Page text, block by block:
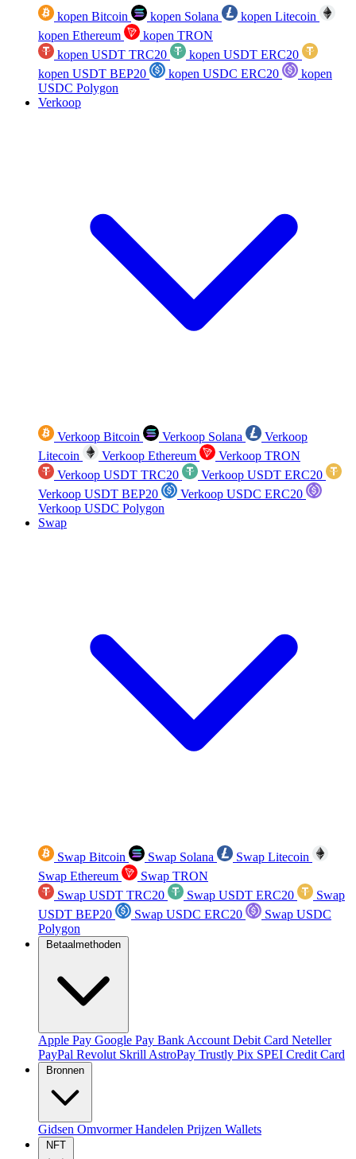
kopen Bitcoin kopen Solana
kopen Litecoin
kopen Ethereum
kopen TRON
kopen USDT TRC20
kopen USDT ERC20
kopen USDT BEP20
kopen USDC ERC20
kopen
USDC Polygon
Verkoop
Verkoop Bitcoin Verkoop Solana
Verkoop
Litecoin
Verkoop Ethereum
Verkoop TRON
Verkoop USDT TRC20
Verkoop USDT ERC20
Verkoop USDT BEP20
Verkoop USDC ERC20
Verkoop USDC Polygon
Swap
Swap Bitcoin Swap Solana
Swap Litecoin
Swap Ethereum
Swap TRON
Swap USDT TRC20
Swap USDT ERC20
Swap
USDT BEP20
Swap USDC ERC20
Swap USDC
Polygon
Betaalmethoden
Apple Pay Google Pay Bank Account Debit Card Neteller
PayPal Revolut Skrill AstroPay Trustly Pix SPEI Credit Card
Bronnen
Gidsen OmvormerHandelen Prijzen Wallets
NFT